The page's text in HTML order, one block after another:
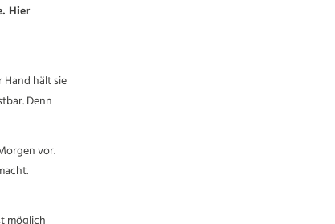
Hier
hält sie
Denn
vor.